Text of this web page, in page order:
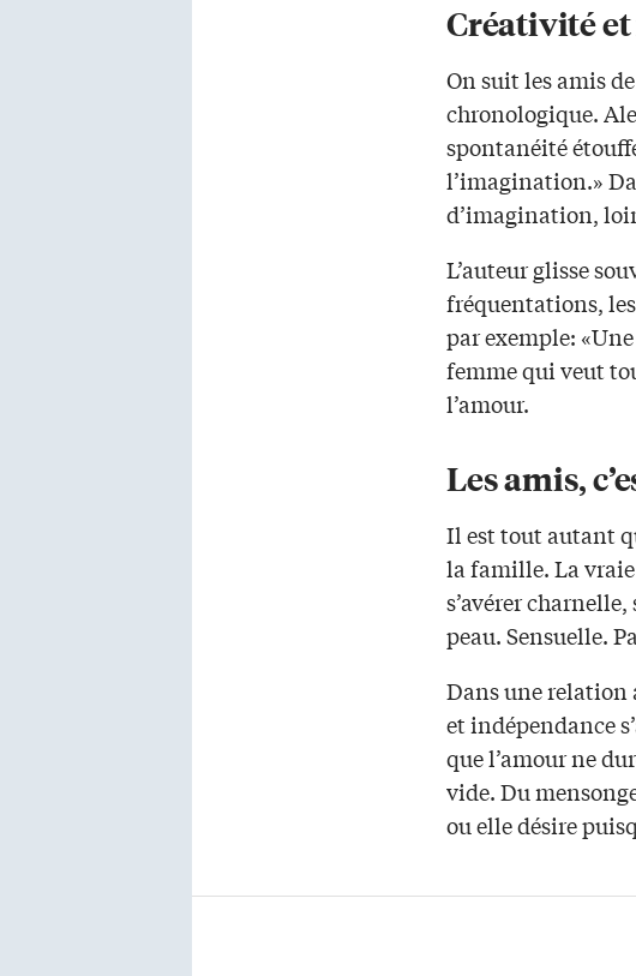
Créativité
On suit les amis
chronologique.
spontanéité
l’imagination.»
d’imagination,
L’auteur glisse
fréquentations,
par exemple:
femme qui veut
l’amour.
Les amis,
Il est tout autant
la famille. La
s’avérer
peau. Sensuelle.
Dans une relation
et indépendance
que l’amour ne
vide. Du
ou elle désire